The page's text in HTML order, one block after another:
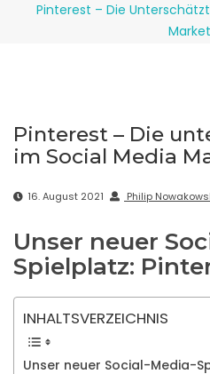
Pinterest – Die
Pinterest – Die
im Social Media
16. August 2021 Philip
Unser neuer
Spielplatz:
INHALTSVERZEICHNIS
Unser neuer Social-Media-